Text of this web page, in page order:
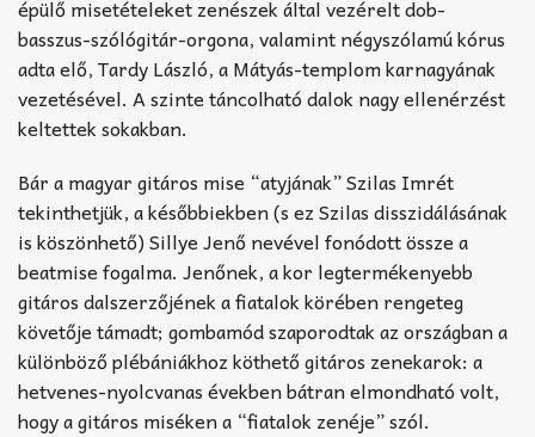
épülő misetételeket zenészek által vezérelt dob-
basszus-szólógitár-orgona, valamint négyszólamú kórus
adta elő, Tardy László, a Mátyás-templom karnagyának
vezetésével. A szinte táncolható dalok nagy ellenérzést
keltettek sokakban.
Bár a magyar gitáros mise “atyjának” Szilas Imrét
tekinthetjük, a későbbiekben (s ez Szilas disszidálásának
is köszönhető) Sillye Jenő nevével fonódott össze a
beatmise fogalma. Jenőnek, a kor legtermékenyebb
gitáros dalszerzőjének a fiatalok körében rengeteg
követője támadt; gombamód szaporodtak az országban a
különböző plébániákhoz köthető gitáros zenekarok: a
hetvenes-nyolcvanas években bátran elmondható volt,
hogy a gitáros miséken a “fiatalok zenéje” szól.